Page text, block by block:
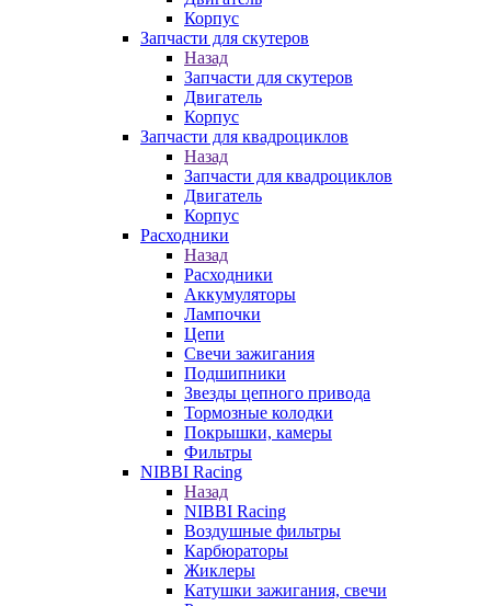
Корпус
Запчасти для скутеров
Назад
Запчасти для скутеров
Двигатель
Корпус
Запчасти для квадроциклов
Назад
Запчасти для квадроциклов
Двигатель
Корпус
Расходники
Назад
Расходники
Аккумуляторы
Лампочки
Цепи
Свечи зажигания
Подшипники
Звезды цепного привода
Тормозные колодки
Покрышки, камеры
Фильтры
NIBBI Racing
Назад
NIBBI Racing
Воздушные фильтры
Карбюраторы
Жиклеры
Катушки зажигания, свечи